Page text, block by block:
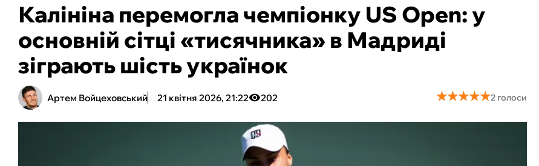
Калініна перемогла чемпіонку US Open: у
основній сітці «тисячника» в Мадриді
зіграють шість українок
Артем Войцеховський 21 квітня 2026, 21:22 202 ★★★★★
★★★★★2 голоси